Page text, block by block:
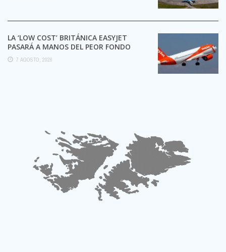
LA ‘LOW COST’ BRITÁNICA EASYJET
PASARÁ A MANOS DEL PEOR FONDO
POSIBLE:
7 AGOSTO, 2026